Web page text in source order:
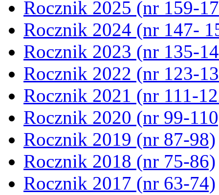
Rocznik 2025 (nr 159-
Rocznik 2024 (nr 147-
Rocznik 2023 (nr 135-
Rocznik 2022 (nr 123-
Rocznik 2021 (nr 111-
Rocznik 2020 (nr 99-
Rocznik 2019 (nr 87-98)
Rocznik 2018 (nr 75-86)
Rocznik 2017 (nr 63-74)